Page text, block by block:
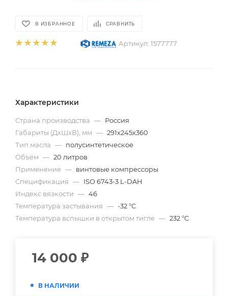
В ИЗБРАННОЕ СРАВНИТЬ
Артикул: 1577777
Характеристики
Страна производства — Россия
Габариты (ДхШхВ), мм — 291х245х360
Тип масла — полусинтетическое
Объём — 20 литров
Применение — винтовые компрессоры
Спецификация — ISO 6743-3 L-DAH
Индекс вязкости — 46
Температура застывания — -32 °С
Температура вспышки в открытом тигле — 232 °С
14 000 ₽
В НАЛИЧИИ